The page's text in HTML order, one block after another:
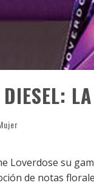
Loverdose su
de notas